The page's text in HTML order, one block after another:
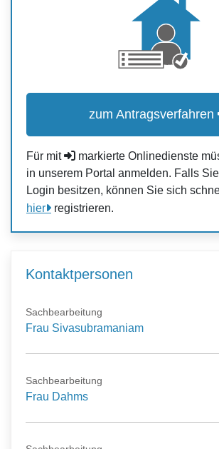
zum Antragsverfahren
Für mit
markierte Onlinedienste
in unserem Portal anmelden. Falls
Login besitzen, können Sie sich
hier
registrieren.
Kontaktpersonen
Sachbearbeitung
Frau Sivasubramaniam
Sachbearbeitung
Frau Dahms